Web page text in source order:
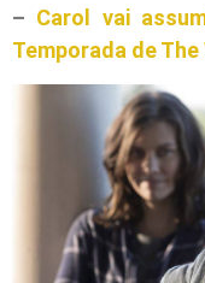
– Carol vai
Temporada de The